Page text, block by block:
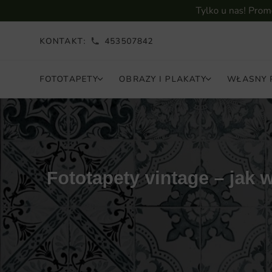
Tylko u nas!
KONTAKT: 453507842
FOTOTAPETY OBRAZY I PLAKATY WŁASNY
Fototapety vintage – jak